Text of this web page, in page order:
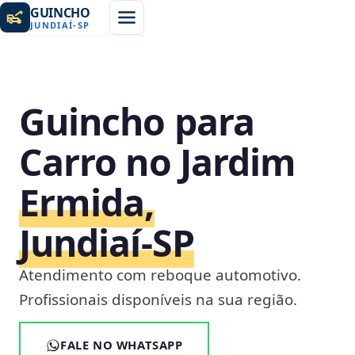
GUINCHO
JUNDIAÍ-SP
Guincho para
Carro no Jardim
Ermida,
Jundiaí‑SP
Atendimento com reboque automotivo.
Profissionais disponíveis na sua região.
FALE NO WHATSAPP